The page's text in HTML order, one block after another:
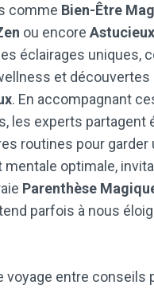
comme Bien-Être
ou encore
éclairages uniques,
et découvertes
. En accompagnant
les experts partagent
routines pour garder
mentale optimale,
Parenthèse
parfois à nous
voyage entre conseils